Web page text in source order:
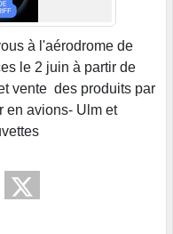
à l'aérodrome de
le 2 juin à partir de
vente des produits par
en avions- Ulm et